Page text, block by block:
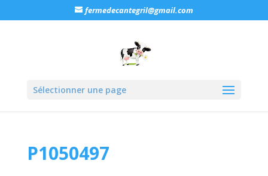
fermedecantegril@gmail.com
Sélectionner une page
P1050497